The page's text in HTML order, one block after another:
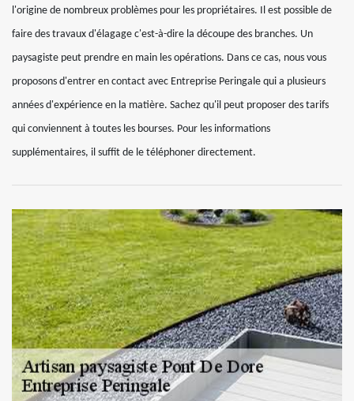
l'origine de nombreux problèmes pour les propriétaires. Il est possible de
faire des travaux d'élagage c'est-à-dire la découpe des branches. Un
paysagiste peut prendre en main les opérations. Dans ce cas, nous vous
proposons d'entrer en contact avec Entreprise Peringale qui a plusieurs
années d'expérience en la matière. Sachez qu'il peut proposer des tarifs
qui conviennent à toutes les bourses. Pour les informations
supplémentaires, il suffit de le téléphoner directement.